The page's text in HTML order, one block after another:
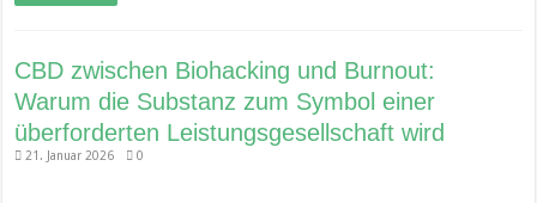
CBD zwischen Biohacking und Burnout:
Warum die Substanz zum Symbol einer
überforderten Leistungsgesellschaft wird
21. Januar 2026 0